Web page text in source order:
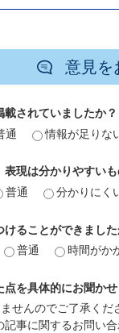
意見を
されていましたか？
通 情報が足りな
現は分かりやすい
普通 分かりにく
ることができました
普通 時間がか
点を具体的にお聞か
せんのでご了承くだ
事に関するお問い合